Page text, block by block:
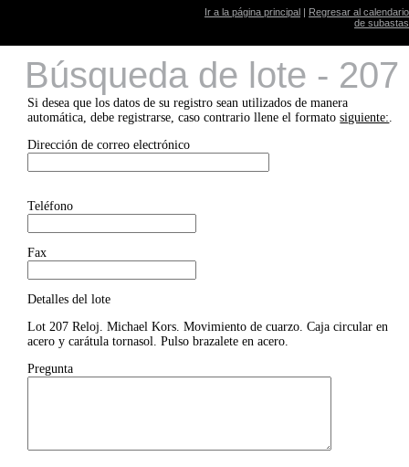
Ir a la página principal | Regresar al calendario
de subastas
Búsqueda de lote - 207
Si desea que los datos de su registro sean utilizados de manera
automática, debe registrarse, caso contrario llene el formatosiguiente:.
Dirección de correo electrónico
Teléfono
Fax
Detalles del lote
Lot 207 Reloj. Michael Kors. Movimiento de cuarzo. Caja circular en
acero y carátula tornasol. Pulso brazalete en acero.
Pregunta